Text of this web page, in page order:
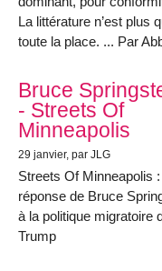
La littérature n’est plus
toute la place. ... Par
Bruce
- Streets Of
Minneapolis
29 janvier, par JLG
Streets Of Minneapolis
réponse de Bruce
à la politique migratoire
Trump